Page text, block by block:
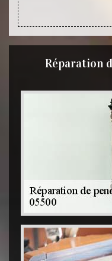
Réparation